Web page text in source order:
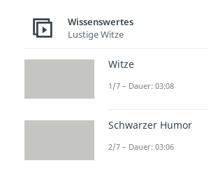
Heute arbeitet er
Bauingenieurwesen
Platz 5:
zur Stelle
(02:11)
Auf Platz 5
Wissenswertes
Lustige Witze
Witze
1/7 – Dauer: 03:08
Schwarzer Humor
2/7 – Dauer: 03:06